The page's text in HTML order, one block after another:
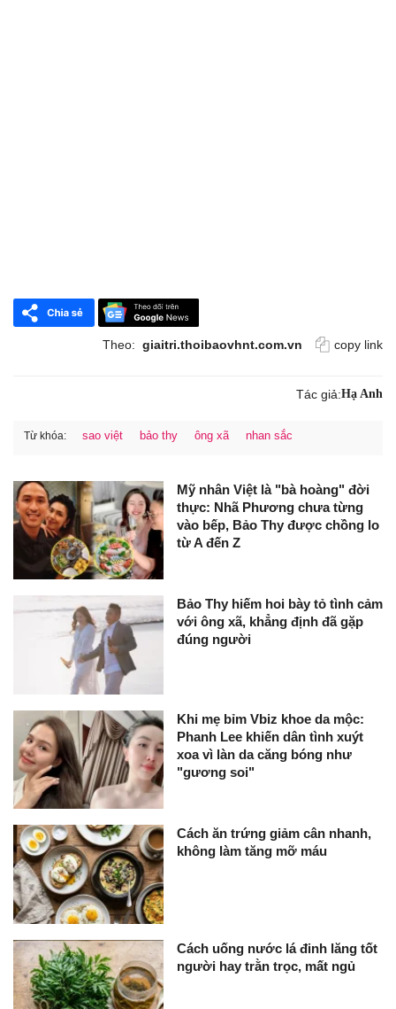
Theo: giaitri.thoibaovhnt.com.vn copy link
Tác giả:Hạ Anh
Từ khóa: sao việt bảo thy ông xã nhan sắc
Mỹ nhân Việt là "bà hoàng" đời
thực: Nhã Phương chưa từng
vào bếp, Bảo Thy được chồng lo
từ A đến Z
Bảo Thy hiếm hoi bày tỏ tình cảm
với ông xã, khẳng định đã gặp
đúng người
Khi mẹ bỉm Vbiz khoe da mộc:
Phanh Lee khiến dân tình xuýt
xoa vì làn da căng bóng như
"gương soi"
Cách ăn trứng giảm cân nhanh,
không làm tăng mỡ máu
Cách uống nước lá đinh lăng tốt
người hay trằn trọc, mất ngủ